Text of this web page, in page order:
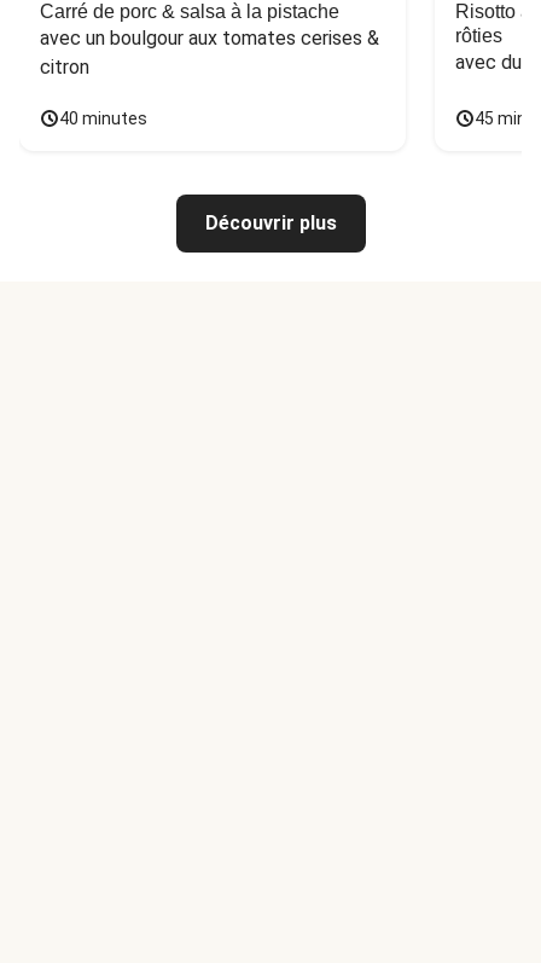
Carré de porc & salsa à la pistache
avec un boulgour aux tomates cerises &
citron
40 minutes
Risotto
rôties
avec du
45
Découvrir plus